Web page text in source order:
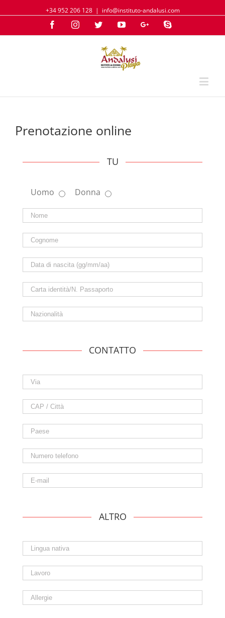
+34 952 206 128 | info@instituto-andalusi.com
FacebookInstagramTwitterYouTubeGoogle+Skype
Prenotazione online
TU
Uomo Donna
CONTATTO
ALTRO